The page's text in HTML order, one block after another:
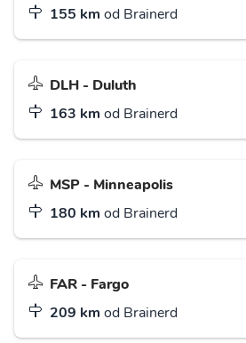
155 km od Brainerd
DLH - Duluth
163 km od Brainerd
MSP - Minneapolis
180 km od Brainerd
FAR - Fargo
209 km od Brainerd